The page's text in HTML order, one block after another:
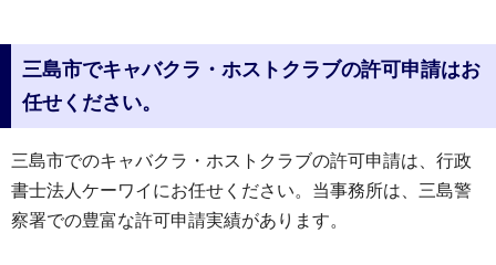
三島市でキャバクラ・ホストクラブの許可申請はお
任せください。
三島市でのキャバクラ・ホストクラブの許可申請は、行政
書士法人ケーワイにお任せください。当事務所は、三島警
察署での豊富な許可申請実績があります。